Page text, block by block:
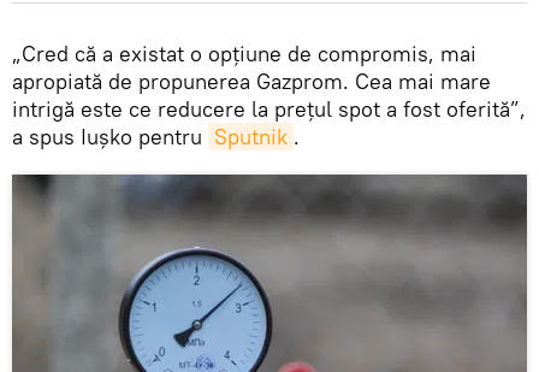
„Cred că a existat o opțiune de compromis, mai
apropiată de propunerea Gazprom. Cea mai mare
intrigă este ce reducere la prețul spot a fost oferită”,
a spus Iușko pentru Sputnik .